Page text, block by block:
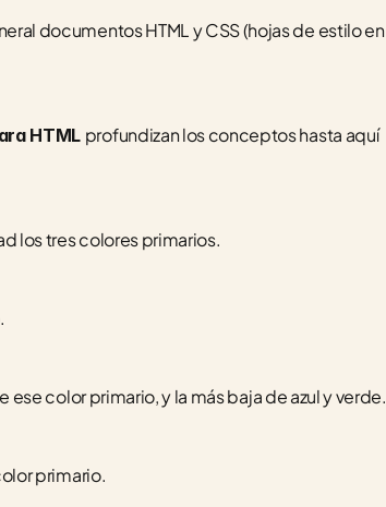
documentos HTML y CSS (hojas de estilo en
HTML profundizan los conceptos hasta aquí
los tres colores primarios.
color primario, y la más baja de azul y verde.
primario.